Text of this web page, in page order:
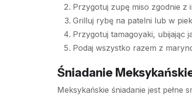
Przygotuj zupę miso zgodnie z
Grilluj rybę na patelni lub w
Przygotuj tamagoyaki, ubijając
Podaj wszystko razem z
Śniadanie
Meksykańskie śniadanie jest pełne